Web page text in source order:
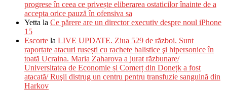
progrese în ceea ce privește eliberarea ostaticilor înainte de a
accepta orice pauză în ofensiva sa
Yetta la Ce părere are un director executiv despre noul iPhone
15
Escorte la LIVE UPDATE. Ziua 529 de război. Sunt
raportate atacuri rusești cu rachete balistice şi hipersonice în
toată Ucraina. Maria Zaharova a jurat răzbunare/
Universitatea de Economie și Comerț din Donețk a fost
atacată/ Ruşii distrug un centru pentru transfuzie sanguină din
Harkov